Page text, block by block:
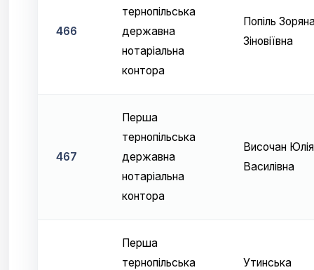
466
тернопільська
державна
нотаріальна
контора
Попіль
Зіновіївна
467
Перша
тернопільська
державна
нотаріальна
контора
Височан Юлія
Василівна
Перша
тернопільська
Утинська